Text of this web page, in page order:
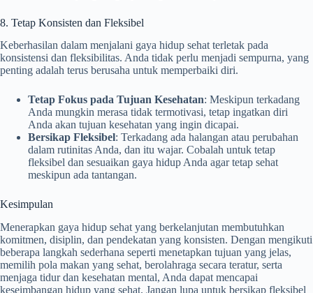
8. Tetap Konsisten dan Fleksibel
Keberhasilan dalam menjalani gaya hidup sehat terletak pada
konsistensi dan fleksibilitas. Anda tidak perlu menjadi sempurna, yang
penting adalah terus berusaha untuk memperbaiki diri.
Tetap Fokus pada Tujuan Kesehatan: Meskipun terkadang
Anda mungkin merasa tidak termotivasi, tetap ingatkan diri
Anda akan tujuan kesehatan yang ingin dicapai.
Bersikap Fleksibel: Terkadang ada halangan atau perubahan
dalam rutinitas Anda, dan itu wajar. Cobalah untuk tetap
fleksibel dan sesuaikan gaya hidup Anda agar tetap sehat
meskipun ada tantangan.
Kesimpulan
Menerapkan gaya hidup sehat yang berkelanjutan membutuhkan
komitmen, disiplin, dan pendekatan yang konsisten. Dengan mengikuti
beberapa langkah sederhana seperti menetapkan tujuan yang jelas,
memilih pola makan yang sehat, berolahraga secara teratur, serta
menjaga tidur dan kesehatan mental, Anda dapat mencapai
keseimbangan hidup yang sehat. Jangan lupa untuk bersikap fleksibel